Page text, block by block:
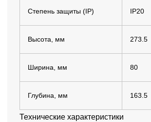
Степень защиты (IP) IP20
Высота, мм 273.5
Ширина, мм 80
Глубина, мм 163.5
Технические характеристики